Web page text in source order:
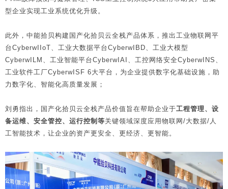
型企业实现工业系统优化升级。
此外，中能拾贝构建国产化拾贝云全栈产品体系，推出工业物联网平
台CyberwIIoT、工业大数据平台CyberwIBD、工业大模型
CyberwILM、工业智能平台CyberwIAI、工控网络安全CyberwINS、
工业软件工厂CyberwISF 6大平台，为企业提供数字化基础设施，助
力数字化、智能化高质量发展；
刘勇指出，国产化拾贝云全栈产品价值旨在帮助企业于工程管理、设
备运维、安全管控、运行控制等关键领域深度应用物联网/大数据/人
工智能技术，让企业的资产更安全、更经济、更智能。